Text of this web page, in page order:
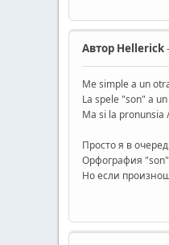
Автор Hellerick
Me simple a un
La spele "son" a
Ma si la pronunsia
Просто я в
Орфография
Но если